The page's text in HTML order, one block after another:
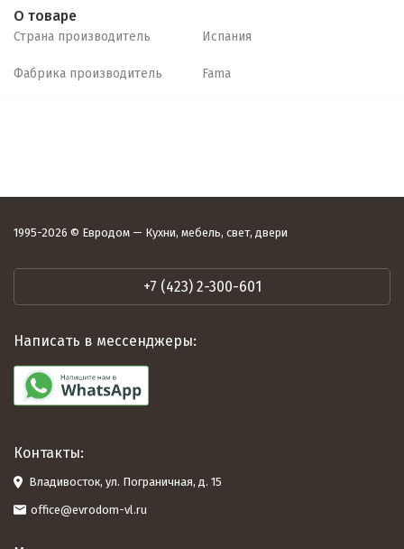
О товаре
Страна производитель Испания
Фабрика производитель Fama
1995-2026 © Евродом — Кухни, мебель, свет, двери
+7 (423) 2-300-601
Написать в мессенджеры:
Контакты:
Владивосток, ул. Пограничная, д. 15
office@evrodom-vl.ru